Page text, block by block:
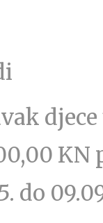
KN
do